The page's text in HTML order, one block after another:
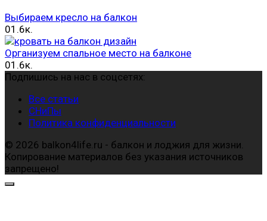
Выбираем кресло на балкон
01.6к.
Организуем спальное место на балконе
01.6к.
Подпишись на нас в соцсетях:
Все статьи
СНиПы
Политика конфиденциальности
© 2026 balkon4life.ru - балкон и лоджия для жизни.
Копирование материалов без указания источников
запрещено!